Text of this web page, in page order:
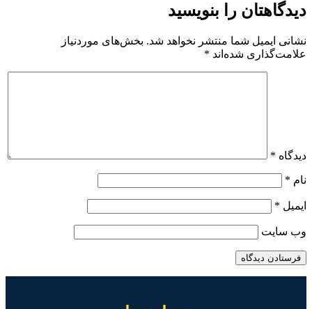
دیدگاهتان را بنویسید
نشانی ایمیل شما منتشر نخواهد شد. بخش‌های موردنیاز
علامت‌گذاری شده‌اند *
دیدگاه *
نام *
ایمیل *
وب‌ سایت